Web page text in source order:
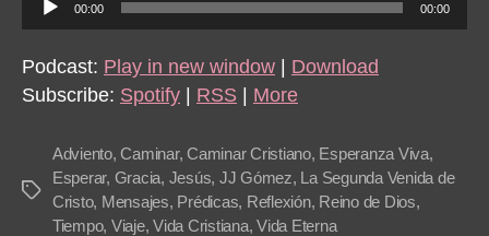
u
d
i
l
a
00:00 00:00
Podcast: Play in new window
Download
Subscribe: Spotify RSS More
Tags
Adviento,Caminar,Caminar Cristiano, Esperanza Viva,
Esperar, Gracia, Jesús, JJ Gómez, La Segunda Venida de
Cristo, Mensajes, Prédicas, Reflexión, Reino de Dios,
Tiempo, Viaje,Vida Cristiana,Vida Eterna